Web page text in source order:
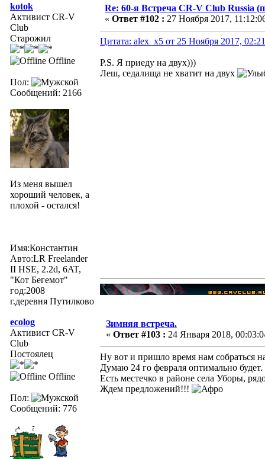
kotok
Активист CR-V
Club
Старожил
Offline
Пол:
Сообщений: 2166
Из меня вышел
хороший человек, а
плохой - остался!
Имя:Константин
Авто:LR Freelander
II HSE, 2.2d, 6AT,
"Кот Бегемот"
год:2008
г.деревня Путилково
Re: 60-я Встреча CR-V Club Russia
« Ответ #102 : 27 Ноября 2017,
Цитата: alex_x5 от 25 Ноября 2017,
P.S. Я приеду на двух)))
Леш, седалища не хватит на двух
ecolog
Активист CR-V
Club
Постоялец
Offline
Пол:
Сообщений: 776
Зимняя встреча.
« Ответ #103 : 24 Января 2018,
Ну вот и пришло время нам собраться
Думаю 24 го февраля оптимально будет.
Есть местечко в районе села Уборы,
Ждем предложений!!!